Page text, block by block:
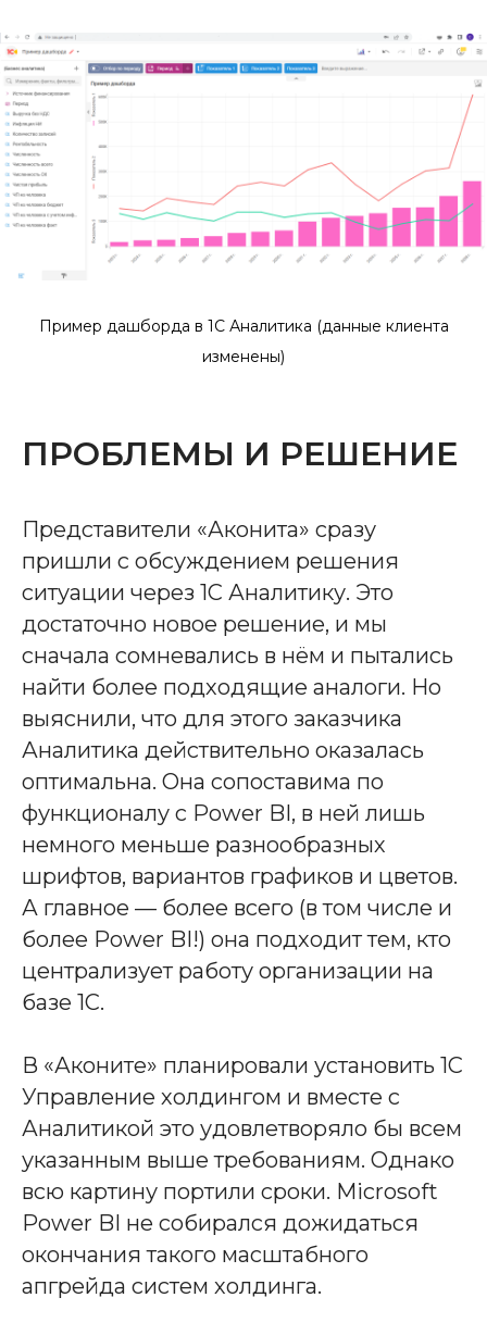
Пример дашборда в 1С Аналитика (данные клиента
изменены)
ПРОБЛЕМЫ И РЕШЕНИЕ
Представители «Аконита» сразу
пришли с обсуждением решения
ситуации через 1С Аналитику. Это
достаточно новое решение, и мы
сначала сомневались в нём и пытались
найти более подходящие аналоги. Но
выяснили, что для этого заказчика
Аналитика действительно оказалась
оптимальна. Она сопоставима по
функционалу с Power BI, в ней лишь
немного меньше разнообразных
шрифтов, вариантов графиков и цветов.
А главное — более всего (в том числе и
более Power BI!) она подходит тем, кто
централизует работу организации на
базе 1С.
В «Аконите» планировали установить 1С
Управление холдингом и вместе с
Аналитикой это удовлетворяло бы всем
указанным выше требованиям. Однако
всю картину портили сроки. Microsoft
Power BI не собирался дожидаться
окончания такого масштабного
апгрейда систем холдинга.